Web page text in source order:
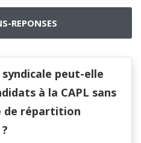
REPONSES
peut-elle
à la CAPL sans
de répartition